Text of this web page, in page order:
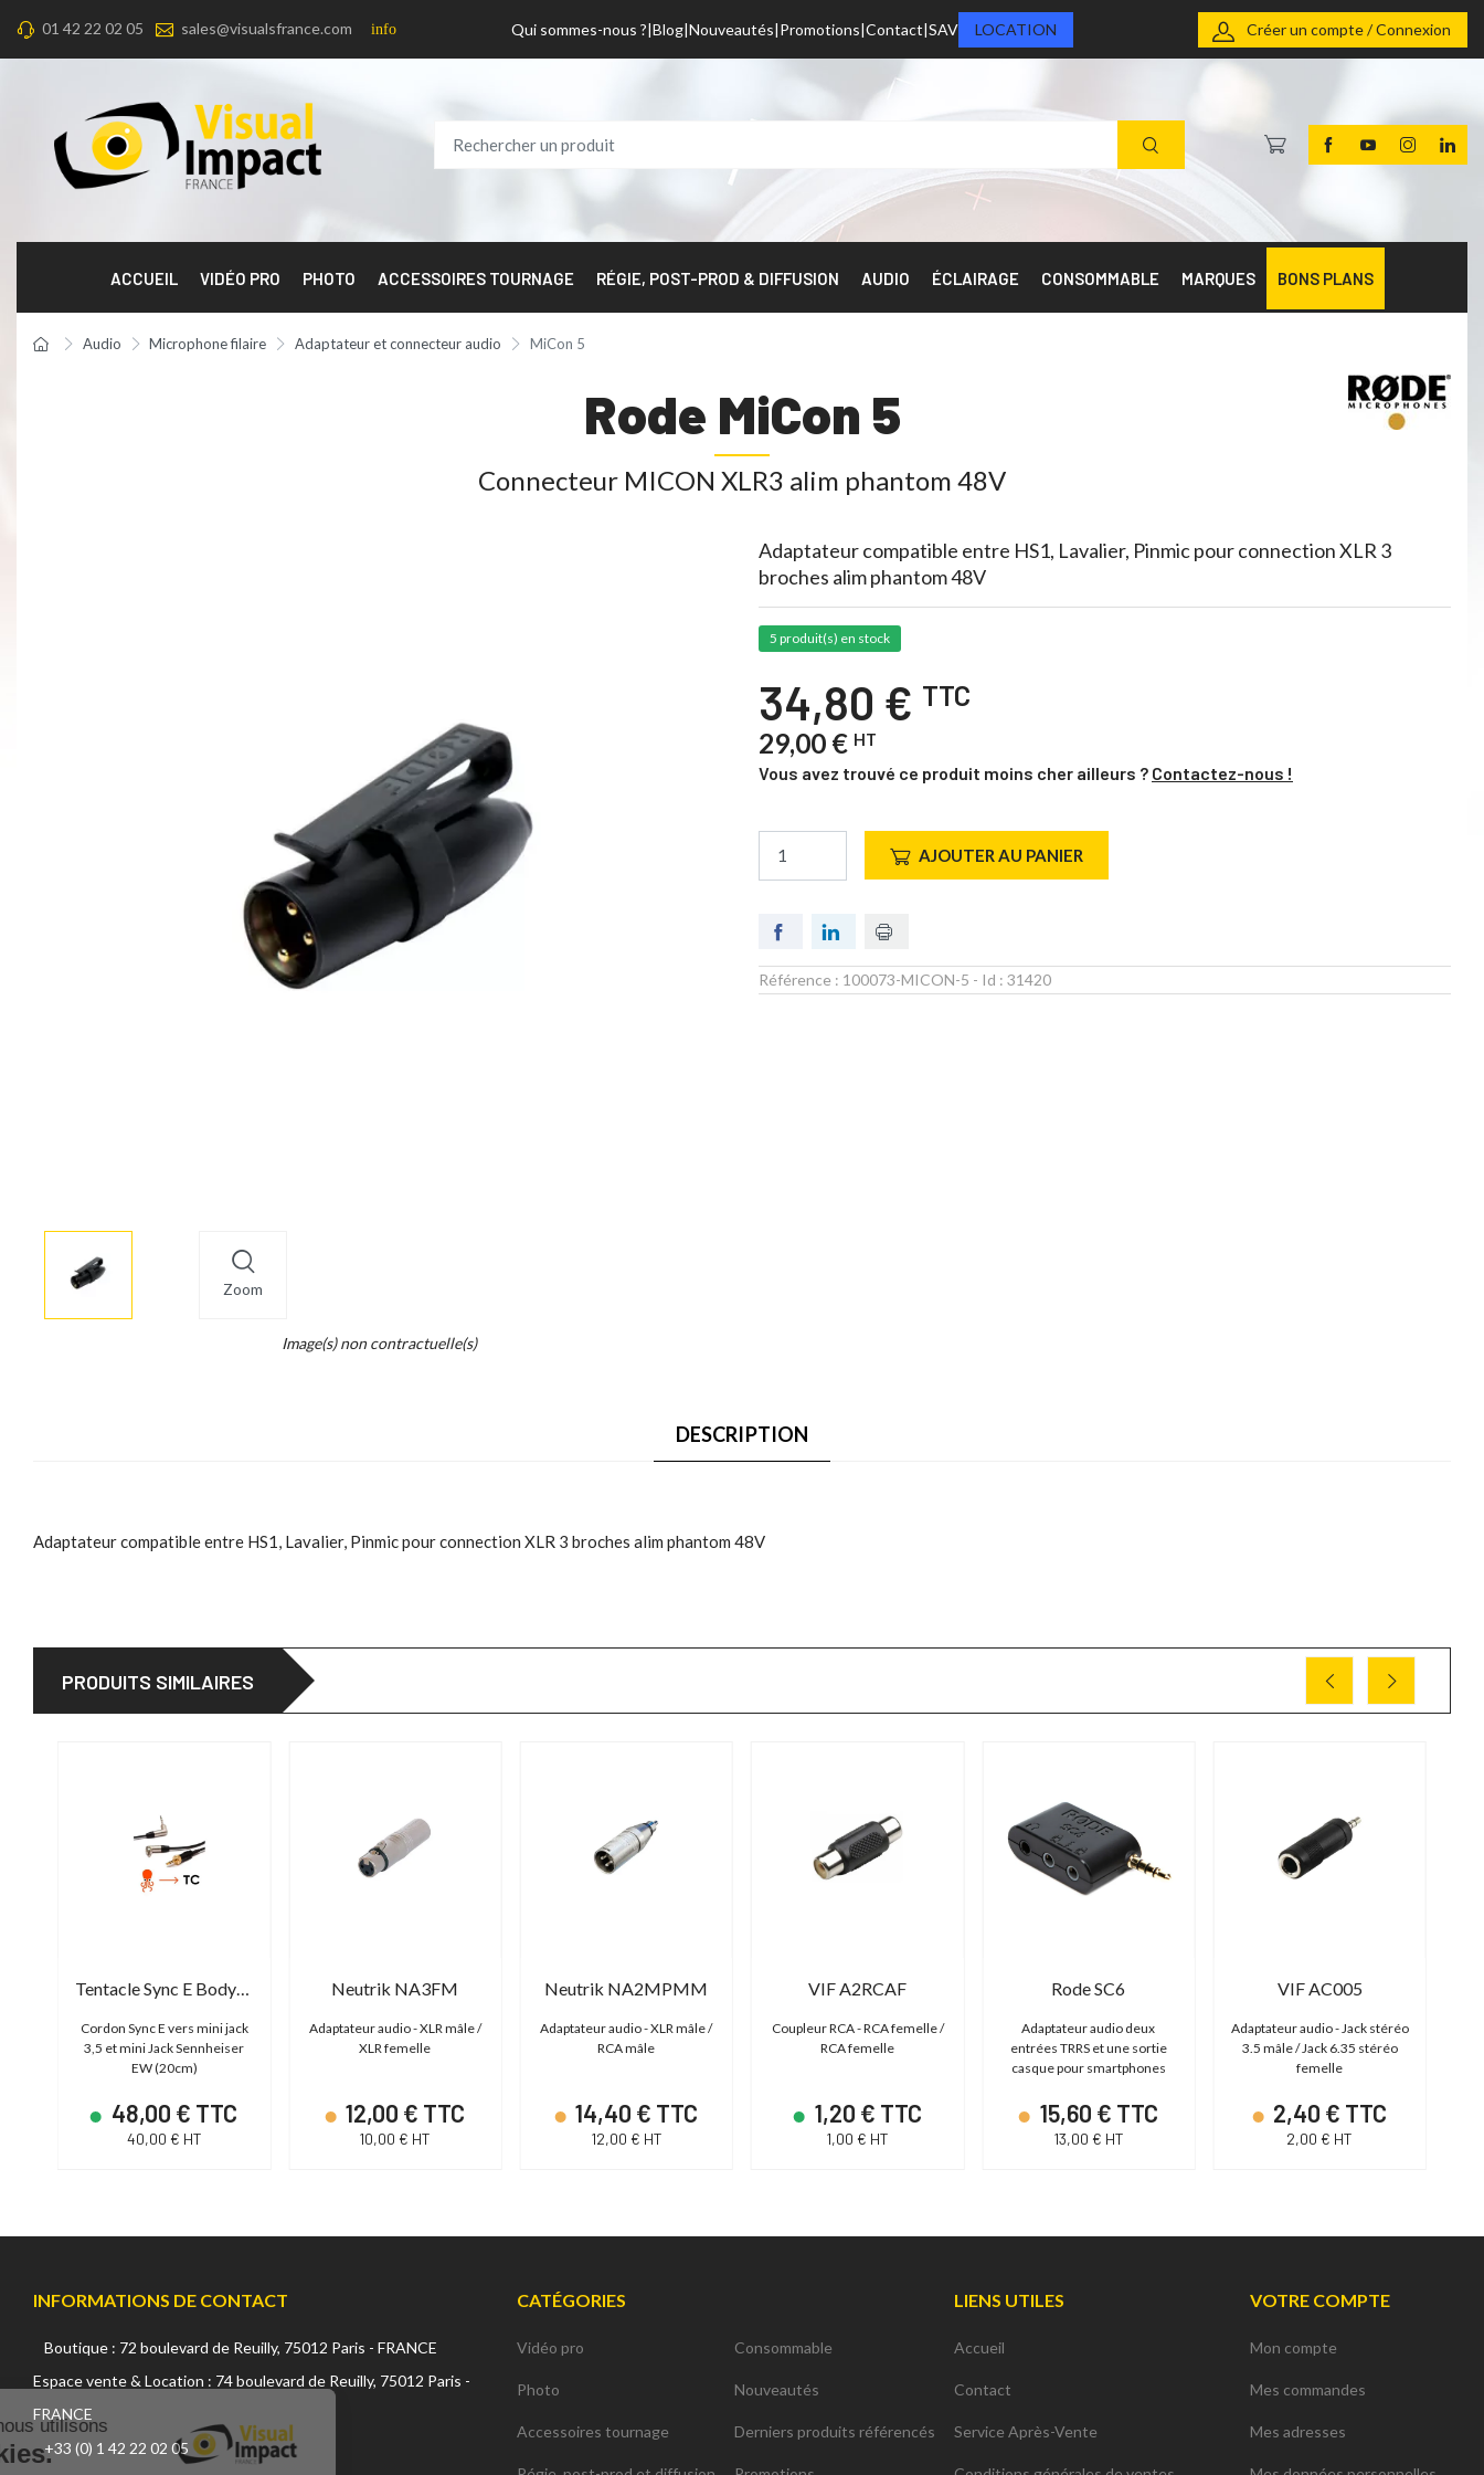
01 42 22 02 05 sales@visualsfrance.com info Qui sommes-nous ? Blog Nouveautés Promotions Contact SAV LOCATION Créer un compte / Connexion
ACCUEIL VIDÉO PRO PHOTO ACCESSOIRES TOURNAGE RÉGIE, POST-PROD & DIFFUSION AUDIO ÉCLAIRAGE CONSOMMABLE MARQUES BONS PLANS
Audio Microphone filaire Adaptateur et connecteur audio MiCon 5
Rode MiCon 5
Connecteur MICON XLR3 alim phantom 48V
Zoom
More
info
Image(s) non contractuelle(s)
Adaptateur compatible entre HS1, Lavalier, Pinmic pour connection XLR 3
broches alim phantom 48V
5 produit(s) en stock
34,80 € TTC
29,00 € HT
Vous avez trouvé ce produit moins cher ailleurs ? Contactez-nous !
AJOUTER AU PANIER
Référence : 100073-MICON-5 - Id : 31420
DESCRIPTION
Adaptateur compatible entre HS1, Lavalier, Pinmic pour connection XLR 3 broches alim phantom 48V
PRODUITS SIMILAIRES
Tentacle Sync E Bodypack Y-adapter cable
Cordon Sync E vers mini jack
3,5 et mini Jack Sennheiser
EW (20cm)
48,00 € TTC
40,00 € HT
Neutrik NA3FM
Adaptateur audio - XLR mâle /
XLR femelle
12,00 € TTC
10,00 € HT
Neutrik NA2MPMM
Adaptateur audio - XLR mâle /
RCA mâle
14,40 € TTC
12,00 € HT
VIF A2RCAF
Coupleur RCA - RCA femelle /
RCA femelle
1,20 € TTC
1,00 € HT
Rode SC6
Adaptateur audio deux
entrées TRRS et une sortie
casque pour smartphones
15,60 € TTC
13,00 € HT
VIF AC005
Adaptateur audio - Jack stéréo
3.5 mâle / Jack 6.35 stéréo
femelle
2,40 € TTC
2,00 € HT
INFORMATIONS DE CONTACT
Boutique : 72 boulevard de Reuilly, 75012 Paris - FRANCE
Espace vente & Location : 74 boulevard de Reuilly, 75012 Paris -
FRANCE
+33 (0) 1 42 22 02 05
CATÉGORIES
Vidéo pro
Photo
Accessoires tournage
Consommable
Nouveautés
Derniers produits référencés
LIENS UTILES
Accueil
Contact
Service Après-Vente
VOTRE COMPTE
Mon compte
Mes commandes
Mes adresses
Sur ce site, nous utilisons
des cookies.